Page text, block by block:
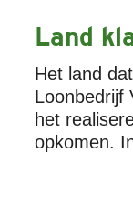
Land
Het land
Loonbedrijf
het
opkomen.